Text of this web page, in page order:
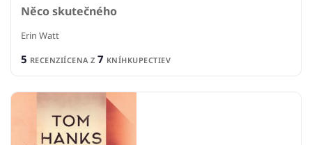
Něco skutečného
Erin Watt
5 RECENZIÍCENA Z 7 KNÍHKUPECTIEV